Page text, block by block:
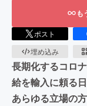
も
ポスト
埋め込み
長期化するコロ
給を輸入に頼る
あらゆる立場の